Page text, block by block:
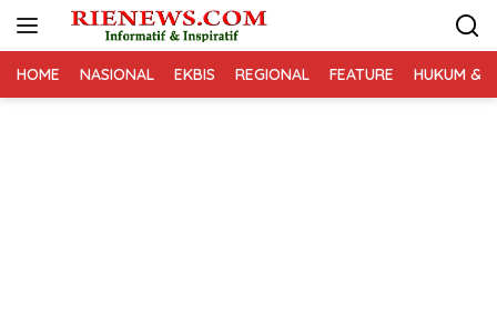
HOME NASIONAL EKBIS REGIONAL FEATURE HUKUM &